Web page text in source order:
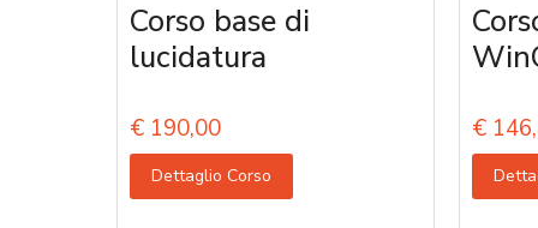
Corso base di
lucidatura
€ 190,00
Dettaglio Corso
€